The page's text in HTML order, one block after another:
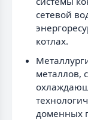
сетевой
котлах.
металлов,
доменных